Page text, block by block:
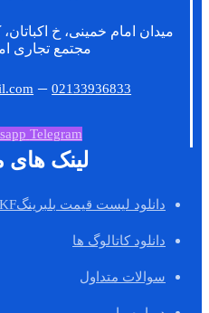
میدان امام خمینی، خ
مجتمع تجاری
–02133936833
Telegram
لینک های
دانلود لیست قیمت بلبرینگSKF
دانلود کاتالوگ ها
سوالات متداول